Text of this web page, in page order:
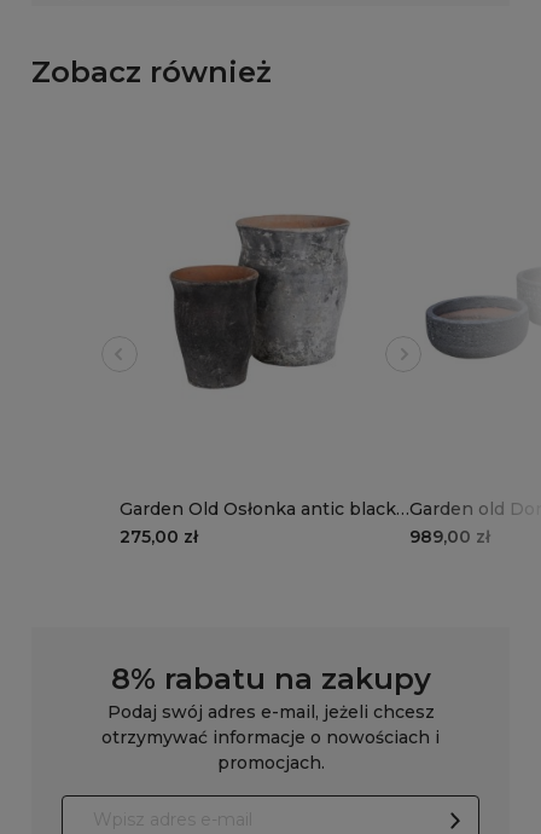
Zobacz również
Garden Old Osłonka antic black
kpl. 2 szt.
275,00 zł
Garden old
black kpl. 3
989,00 zł
8% rabatu na zakupy
Podaj swój adres e-mail, jeżeli chcesz
otrzymywać informacje o nowościach i
promocjach.